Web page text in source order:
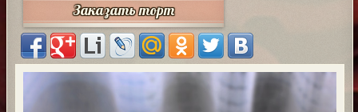
Заказать торт